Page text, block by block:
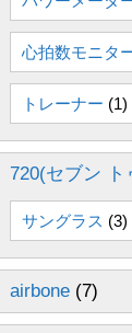
心拍数モニタ
トレーナー (1)
720(セブン ト
サングラス (3)
airbone (7)